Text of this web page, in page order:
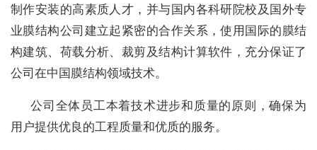
制作安装的高素质人才，并与国内各科研院校及国外专
业膜结构公司建立起紧密的合作关系，使用国际的膜结
构建筑、荷载分析、裁剪及结构计算软件，充分保证了
公司在中国膜结构领域技术。
公司全体员工本着技术进步和质量的原则，确保为
用户提供优良的工程质量和优质的服务。